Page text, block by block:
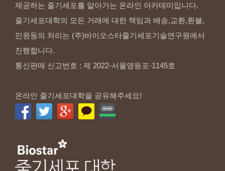
제공하는 줄기세포를 알아가는 온라인 아카데미입니다.
줄기세포대학의 모든 거래에 대한 책임과 배송,교환,환불,
민원등의 처리는 (주)바이오스타줄기세포기술연구원에서
진행합니다.
통신판매 신고번호 : 제 2022-서울영등포-1145호
온라인 줄기세포대학을 공유해주세요!